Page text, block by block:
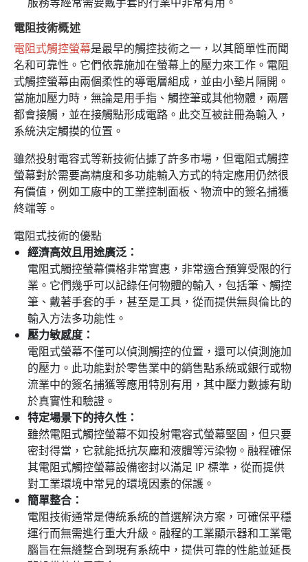
電阻技術概述
電阻式觸控螢幕是最早的觸控技術之一，以其簡單性而聞
名和可靠性。它們依靠施加在螢幕上的壓力來工作。電阻
式觸控螢幕由兩個柔性的導電層組成，並由小墊片隔開。
當施加壓力時，無論是用手指、觸控筆或其他物體，兩層
都會接觸，並在接觸點形成電路。此交互被註冊為輸入，
系統決定觸摸的位置。
雖然投射電容式等新技術佔據了許多市場，但電阻式觸控
螢幕對於需要高精度和多功能輸入方式的特定應用仍然很
有價值，例如工廠中的工業控制面板、物流中的簽名捕獲
終端等。
電阻式技術的優點
經濟高效且用途廣泛：
電阻式觸控螢幕價格非常實惠，非常適合預算受限的行
業。它們幾乎可以記錄任何物體的輸入，包括筆、觸控
筆、戴著手套的手，甚至是工具，從而提供無與倫比的
輸入方法多功能性。
壓力敏感度：
電阻式螢幕不僅可以偵測觸控的位置，還可以偵測施加
的壓力。此功能對於零售業中的銷售點系統或銀行或物
流業中的簽名捕獲等應用特別有用，其中壓力數據有助
於真實性和驗證。
特定場景下的持久性：
雖然電阻式觸控螢幕不如投射電容式螢幕堅固，但只要
密封得當，它就能抵抗灰塵和液體等污染物。融程確保
其電阻式觸控螢幕設備密封以滿足 IP 標準，從而提供
對工業環境中常見的環境因素的保護。
簡單整合：
電阻技術通常是傳統系統的首選解決方案，可確保平穩
運行而無需進行重大升級。融程的工業顯示器和工業電
腦旨在無縫整合到現有系統中，提供可靠的性能並延長